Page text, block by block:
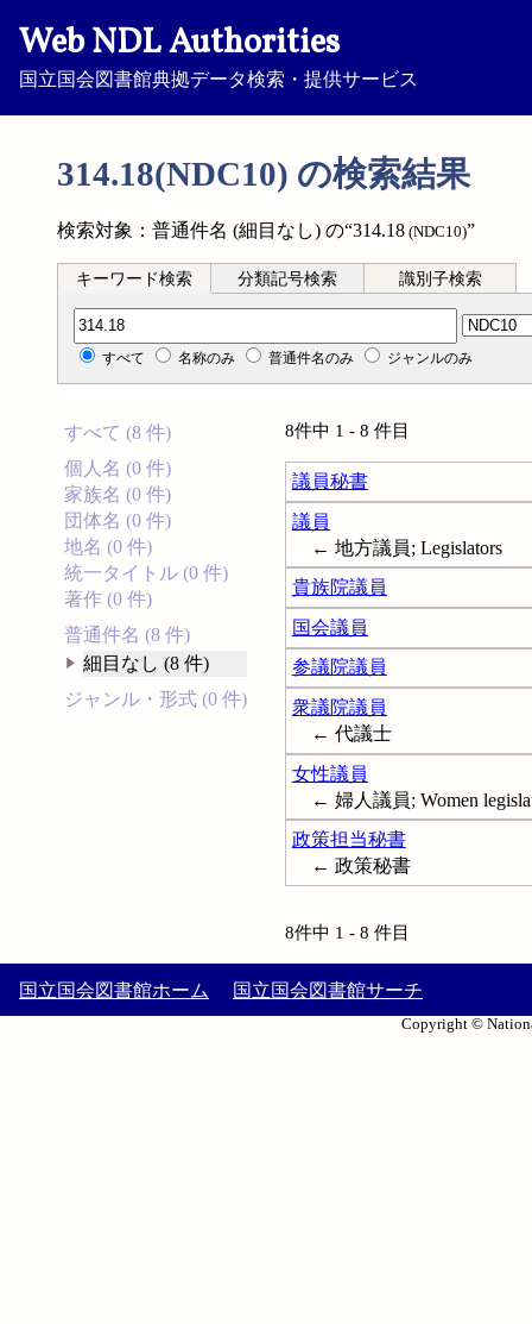
Web NDL Authorities
国立国会図書館典拠データ検索・提供サービス
314.18(NDC10) の検索結果
検索対象：普通件名 (細目なし) の“314.18 (NDC10)”
キーワード検索 分類記号検索 識別子検索
分類記号検索
すべて 名称のみ 普通件名のみ ジャンルのみ
すべて (8 件)
個人名 (0 件)
家族名 (0 件)
団体名 (0 件)
地名 (0 件)
統一タイトル (0 件)
著作 (0 件)
普通件名 (8 件)
細目なし (8 件)
ジャンル・形式 (0 件)
8件中 1 - 8 件目
議員秘書
議員
← 地方議員; Legislators
貴族院議員
国会議員
参議院議員
衆議院議員
← 代議士
女性議員
← 婦人議員; Women
政策担当秘書
← 政策秘書
8件中 1 - 8 件目
国立国会図書館ホーム 国立国会図書館サーチ
Copyright ©